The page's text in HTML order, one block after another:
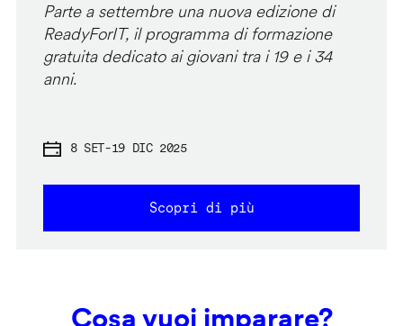
Parte a settembre una nuova edizione di
ReadyForIT, il programma di formazione
gratuita dedicato ai giovani tra i 19 e i 34
anni.
8 SET-19 DIC 2025
Scopri di più
Cosa vuoi imparare?